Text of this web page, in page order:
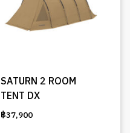
SATURN 2 ROOM
TENT DX
฿37,900